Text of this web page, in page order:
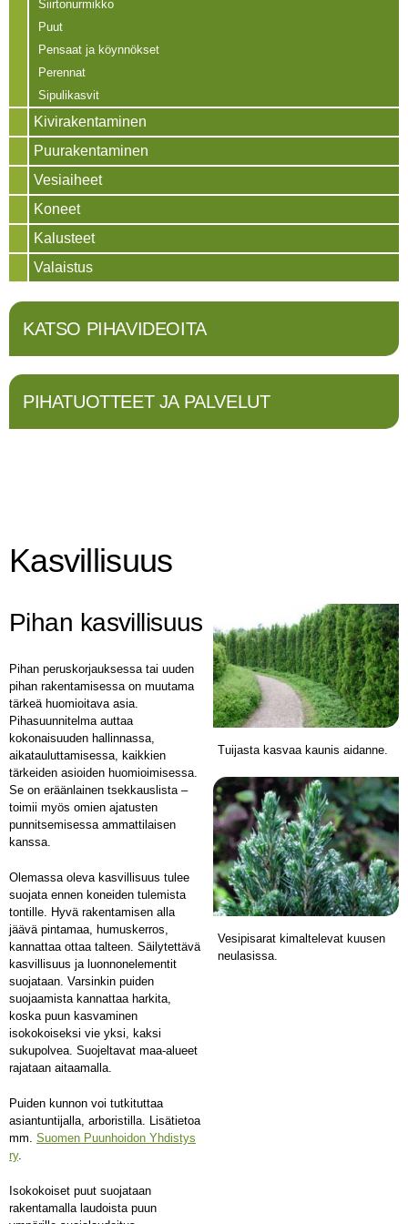
Siirtonurmikko
Puut
Pensaat ja köynnökset
Perennat
Sipulikasvit
Kivirakentaminen
Puurakentaminen
Vesiaiheet
Koneet
Kalusteet
Valaistus
KATSO PIHAVIDEOITA
PIHATUOTTEET JA PALVELUT
Kasvillisuus
Pihan kasvillisuus
Pihan peruskorjauksessa tai uuden
pihan rakentamisessa on muutama
tärkeä huomioitava asia.
Pihasuunnitelma auttaa
kokonaisuuden hallinnassa,
aikatauluttamisessa, kaikkien
tärkeiden asioiden huomioimisessa.
Se on eräänlainen tsekkauslista –
toimii myös omien ajatusten
punnitsemisessa ammattilaisen
kanssa.
Olemassa oleva kasvillisuus tulee
suojata ennen koneiden tulemista
tontille. Hyvä rakentamisen alla
jäävä pintamaa, humuskerros,
kannattaa ottaa talteen. Säilytettävä
kasvillisuus ja luonnonelementit
suojataan. Varsinkin puiden
suojaamista kannattaa harkita,
koska puun kasvaminen
isokokoiseksi vie yksi, kaksi
sukupolvea. Suojeltavat maa-alueet
rajataan aitaamalla.
Puiden kunnon voi tutkituttaa
asiantuntijalla, arboristilla. Lisätietoa
mm. Suomen Puunhoidon Yhdistys
ry.
Isokokoiset puut suojataan
rakentamalla laudoista puun
Tuijasta kasvaa kaunis aidanne.
Vesipisarat kimaltelevat kuusen
neulasissa.